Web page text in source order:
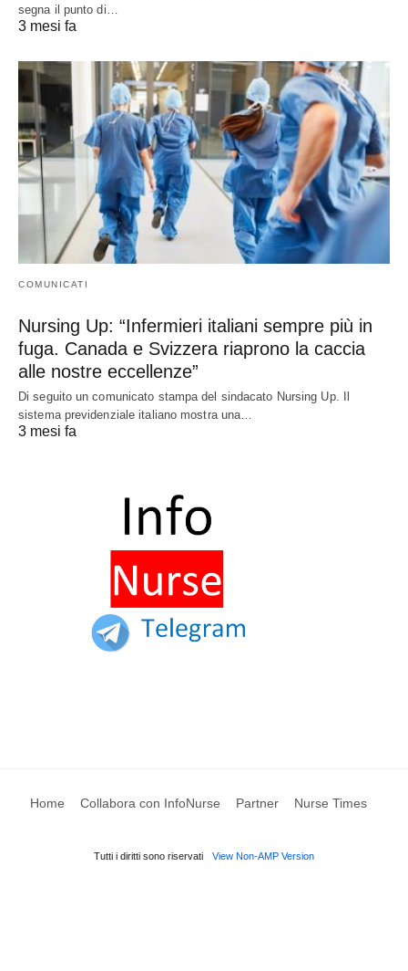
segna il punto di…
3 mesi fa
COMUNICATI
Nursing Up: “Infermieri italiani sempre più in
fuga. Canada e Svizzera riaprono la caccia
alle nostre eccellenze”
Di seguito un comunicato stampa del sindacato Nursing Up. Il
sistema previdenziale italiano mostra una…
3 mesi fa
Home Collabora con InfoNurse Partner Nurse Times
Tutti i diritti sono riservati View Non-AMP Version